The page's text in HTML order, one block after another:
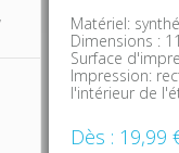
Matériel:
Dimensions :
Surface
Impression:
l'intérieur de
Dès : 19,99